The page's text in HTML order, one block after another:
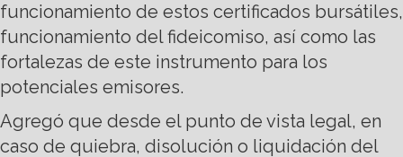
funcionamiento de estos certificados bursátiles,
funcionamiento del fideicomiso, así como las
fortalezas de este instrumento para los
potenciales emisores.
Agregó que desde el punto de vista legal, en
caso de quiebra, disolución o liquidación del